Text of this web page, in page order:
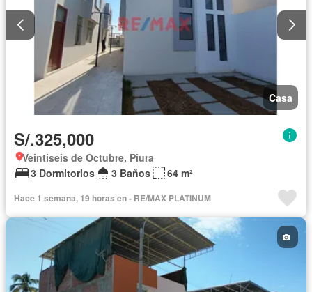
Casa
S/.325,000
Veintiseis de Octubre, Piura
3 Dormitorios
3 Baños 64 m²
Hace 1 semana, 19 horas en - RE/MAX PLATINUM